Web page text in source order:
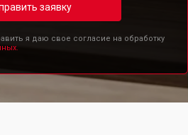
заявку
я даю свое согласие на обработку